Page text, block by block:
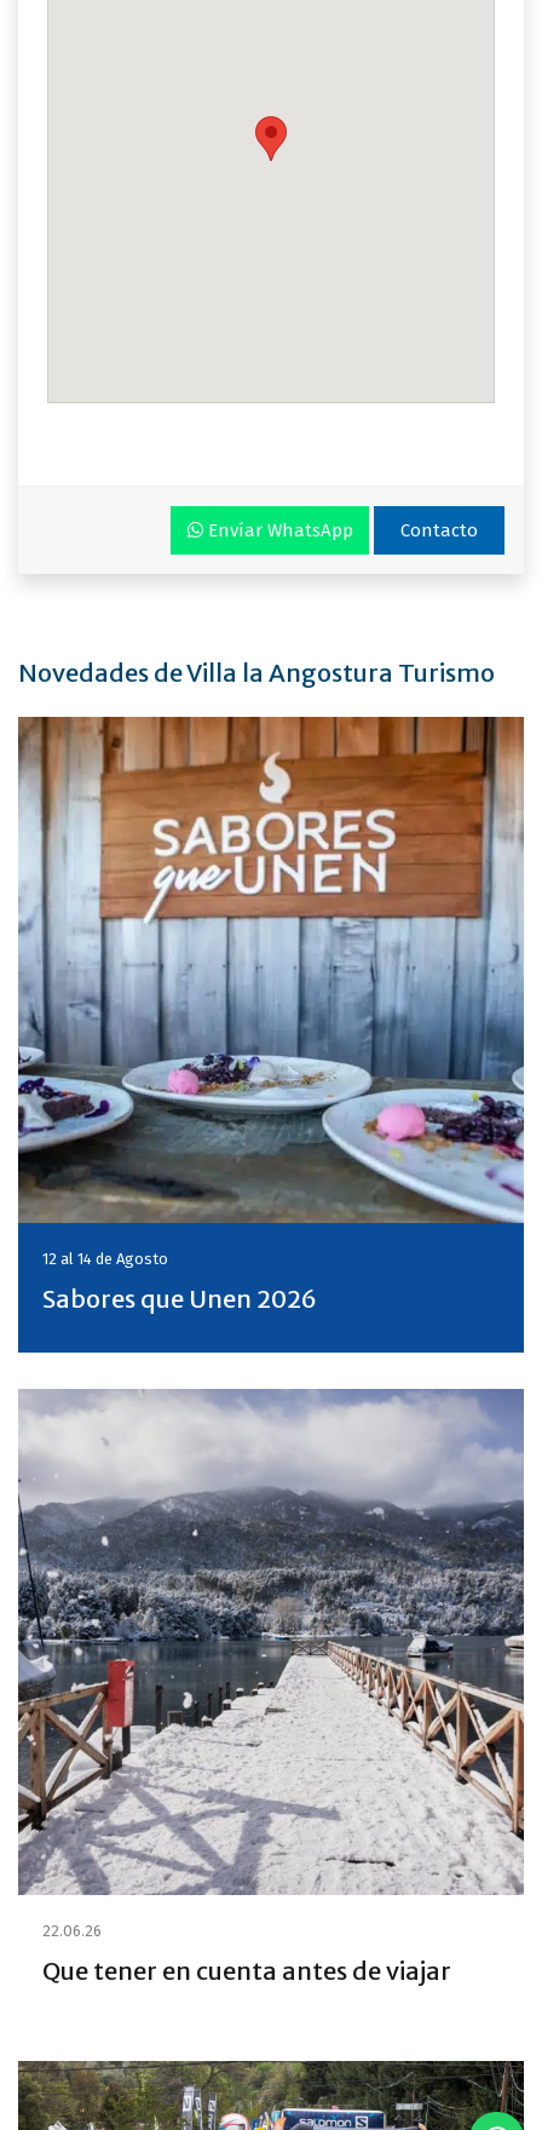
Envíar WhatsApp Contacto
Novedades de Villa la Angostura Turismo
12 al 14 de Agosto
Sabores que Unen 2026
22.06.26
Que tener en cuenta antes de viajar